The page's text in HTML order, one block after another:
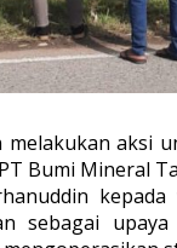
aksi
Bumi Mineral
sebagai